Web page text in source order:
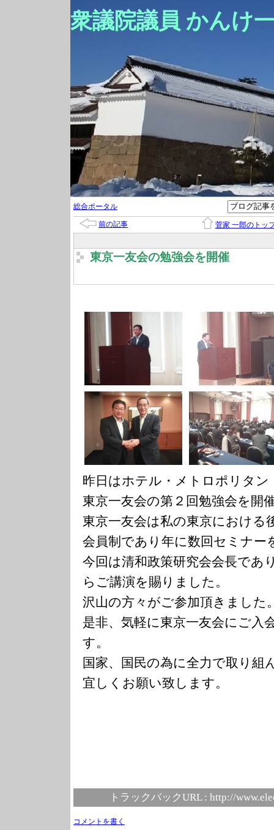
衆議院議員 かんけ
総合ポータル
前の記事 菅家 一郎のトッ
東京一友会の勉強会を開催
昨日はホテル・メトロポリタ
東京一友会の第２回勉強会を開
東京一友会は私の東京における
会員制であり年に数回セミナー
今回は清和政策研究会会長であ
らご講演を賜りました。
沢山の方々がご参加頂きました
是非、気軽に東京一友会にご入
す。
国家、国民の為に全力で取り組
宜しくお願い致します。
トラックバックURL : http://
コメントを書く